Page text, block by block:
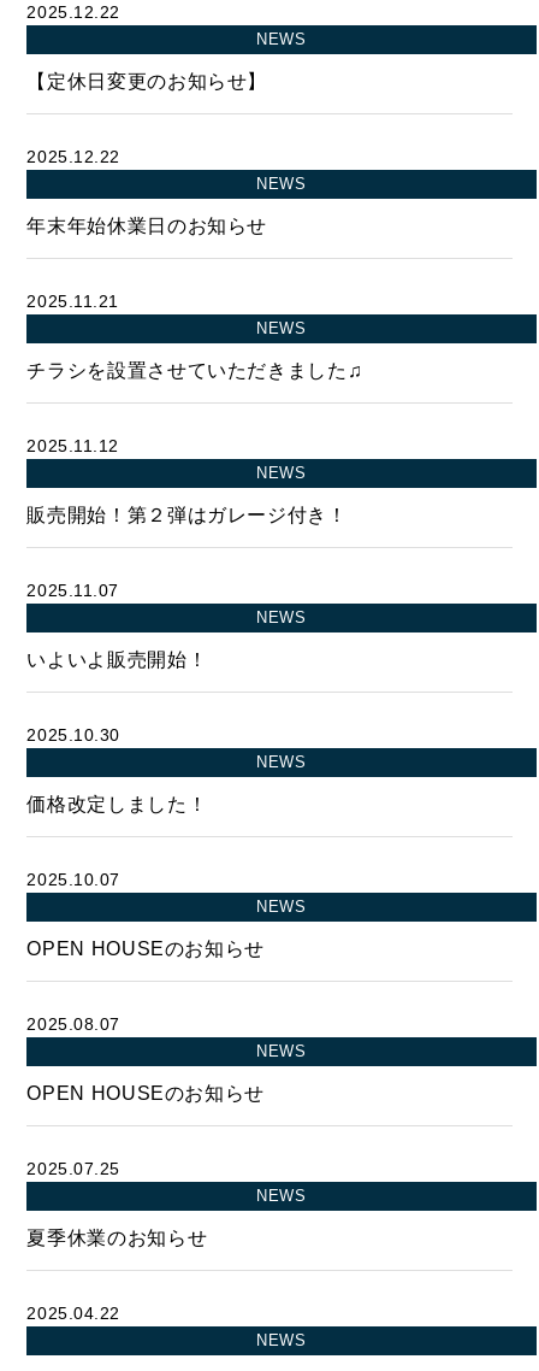
BUY 売買物件
SELL 物件の売却
DEVELOP
2025.12.22
NEWS
【定休日変更のお知らせ】
2025.12.22
NEWS
年末年始休業日のお知らせ
2025.11.21
NEWS
チラシを設置させていただきました♫
2025.11.12
NEWS
販売開始！第２弾はガレージ付き！
2025.11.07
NEWS
いよいよ販売開始！
2025.10.30
NEWS
価格改定しました！
2025.10.07
NEWS
OPEN HOUSEのお知らせ
2025.08.07
NEWS
OPEN HOUSEのお知らせ
2025.07.25
NEWS
夏季休業のお知らせ
2025.04.22
NEWS